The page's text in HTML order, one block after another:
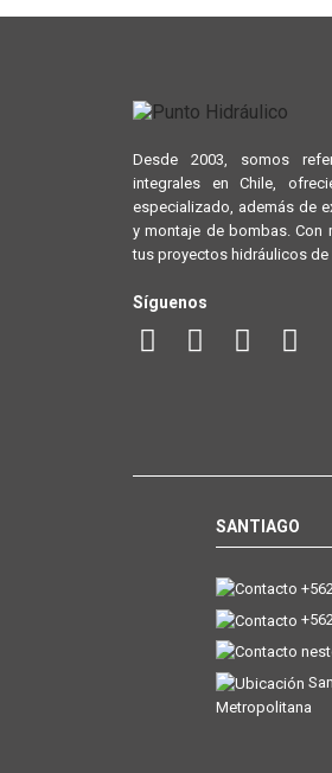
Desde 2003, somos
integrales en Chile,
especializado, además de
y montaje de bombas.
tus proyectos hidráulicos de
Síguenos
SANTIAGO
Metropolitana